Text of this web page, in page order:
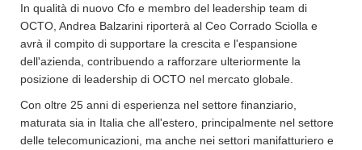
In qualità di nuovo Cfo e membro del leadership team di
OCTO, Andrea Balzarini riporterà al Ceo Corrado Sciolla e
avrà il compito di supportare la crescita e l'espansione
dell'azienda, contribuendo a rafforzare ulteriormente la
posizione di leadership di OCTO nel mercato globale.
Con oltre 25 anni di esperienza nel settore finanziario,
maturata sia in Italia che all'estero, principalmente nel settore
delle telecomunicazioni, ma anche nei settori manifatturiero e